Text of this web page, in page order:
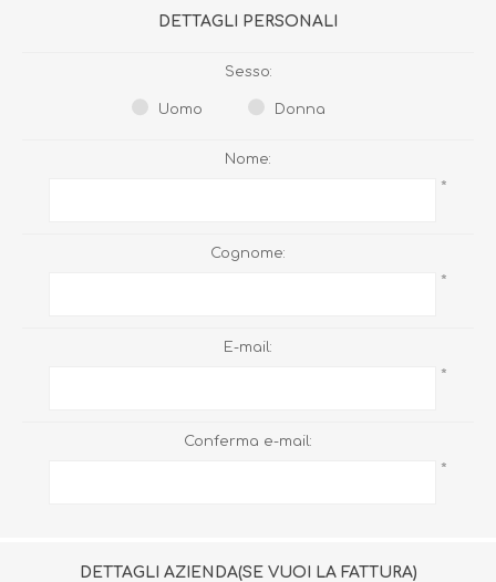
DETTAGLI PERSONALI
Sesso:
Uomo Donna
Nome:
*
Cognome:
*
E-mail:
*
Conferma e-mail:
*
DETTAGLI AZIENDA(SE VUOI LA FATTURA)